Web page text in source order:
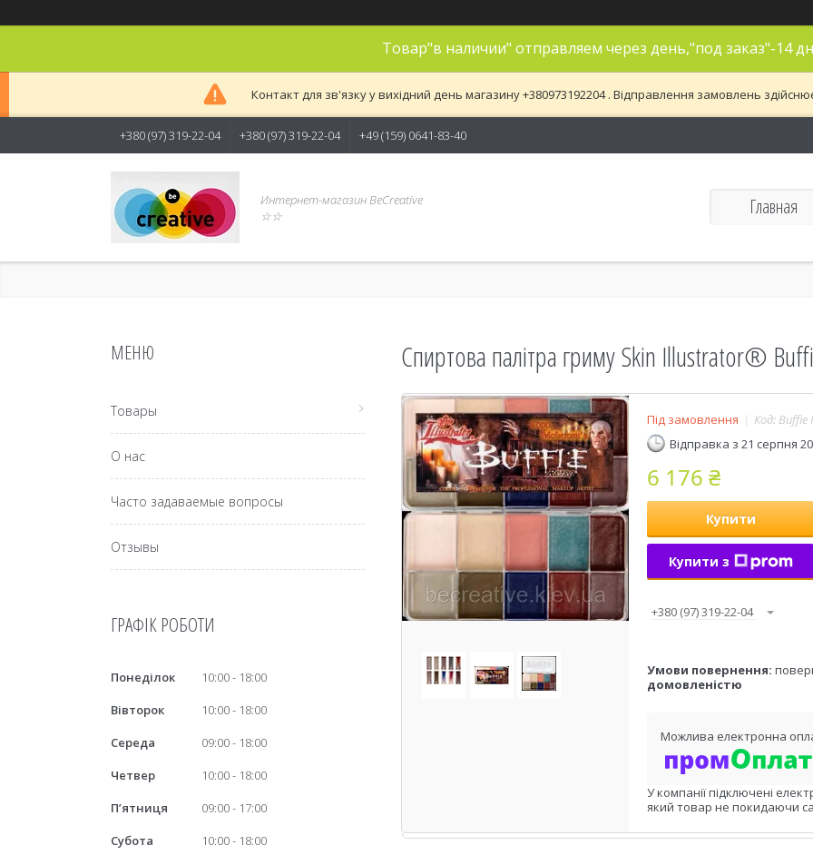
Товар"в наличии" отправляем через день,"под заказ"-14
Контакт для зв'язку у вихідний день магазину +380973192204 . Відправлення замовлень
+380 (97) 319-22-04 +380 (97) 319-22-04 +49 (159) 0641-83-40
Интернет-магазин BeCreative
☆☆
Главная
Спиртова палітра гриму Skin Illustrator®
Під замовлення Код: Buffie
Відправка з 21 серпня
6 176 ₴
Купити
Купити з
+380 (97) 319-22-04
домовленістю
У компанії підключені
який товар не покидаючи
Товары
О нас
Часто задаваемые вопросы
Отзывы
ГРАФІК РОБОТИ
Понеділок 10:00
18:00
Вівторок
10:00
18:00
Середа
09:00
18:00
Четвер
10:00
18:00
Пʼятниця
09:00
17:00
Субота
10:00
18:00